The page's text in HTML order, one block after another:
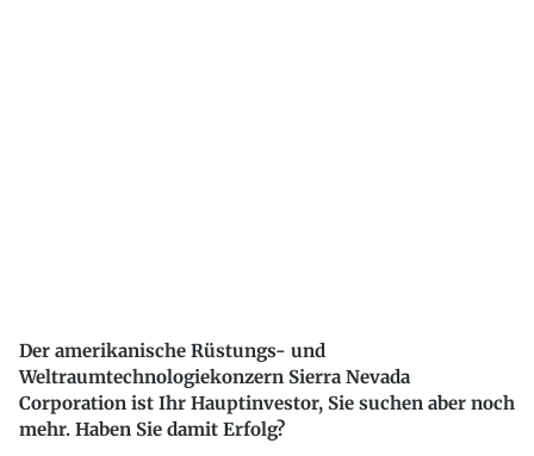
Der amerikanische Rüstungs- und
Weltraumtechnologiekonzern Sierra Nevada
Corporation ist Ihr Hauptinvestor, Sie suchen aber noch
mehr. Haben Sie damit Erfolg?